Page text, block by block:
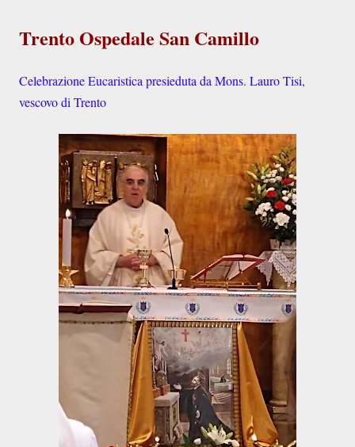
Trento Ospedale San Camillo
Celebrazione Eucaristica presieduta da Mons. Lauro Tisi,
vescovo di Trento